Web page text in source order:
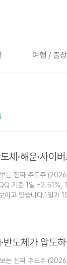
여행 / 출장
·해운·사이버
는 진짜 주도주
기준 1일 +2.51%,
이고 있습니다.1일과
와 20일·60일 다
도체가 압도하
는 진짜 주도주